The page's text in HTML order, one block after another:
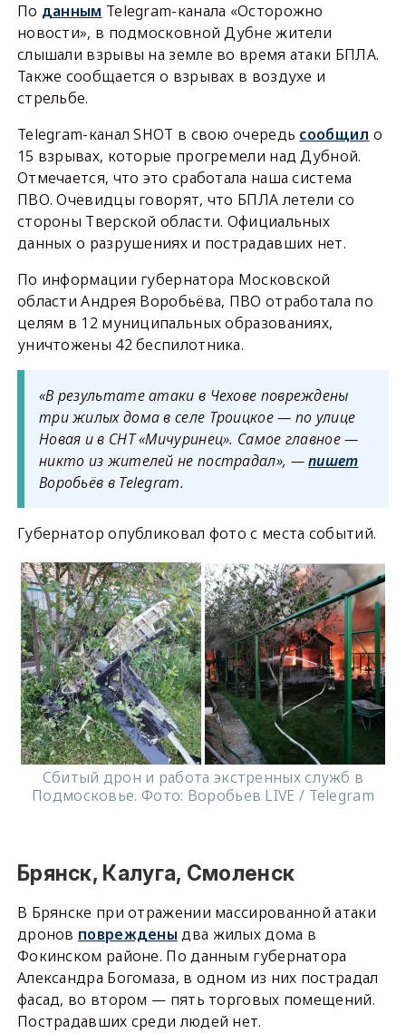
По данным Telegram-канала «Осторожно
новости», в подмосковной Дубне жители
слышали взрывы на земле во время атаки БПЛА.
Также сообщается о взрывах в воздухе и
стрельбе.
Telegram-канал SHOT в свою очередь сообщил о
15 взрывах, которые прогремели над Дубной.
Отмечается, что это сработала наша система
ПВО. Очевидцы говорят, что БПЛА летели со
стороны Тверской области. Официальных
данных о разрушениях и пострадавших нет.
По информации губернатора Московской
области Андрея Воробьёва, ПВО отработала по
целям в 12 муниципальных образованиях,
уничтожены 42 беспилотника.
«В результате атаки в Чехове повреждены
три жилых дома в селе Троицкое — по улице
Новая и в СНТ «Мичуринец». Самое главное —
никто из жителей не пострадал», —пишет
Воробьёв в Telegram.
Губернатор опубликовал фото с места событий.
Сбитый дрон и работа экстренных служб в
Подмосковье. Фото: Воробьев LIVE / Telegram
Брянск, Калуга, Смоленск
В Брянске при отражении массированной атаки
дронов повреждены два жилых дома в
Фокинском районе. По данным губернатора
Александра Богомаза, в одном из них пострадал
фасад, во втором — пять торговых помещений.
Пострадавших среди людей нет.